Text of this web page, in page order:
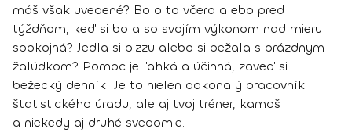
máš však uvedené? Bolo to včera alebo pred
týždňom, keď si bola so svojím výkonom nad mieru
spokojná? Jedla si pizzu alebo si bežala s prázdnym
žalúdkom? Pomoc je ľahká a účinná, zaveď si
bežecký denník! Je to nielen dokonalý pracovník
štatistického úradu, ale aj tvoj tréner, kamoš
a niekedy aj druhé svedomie.